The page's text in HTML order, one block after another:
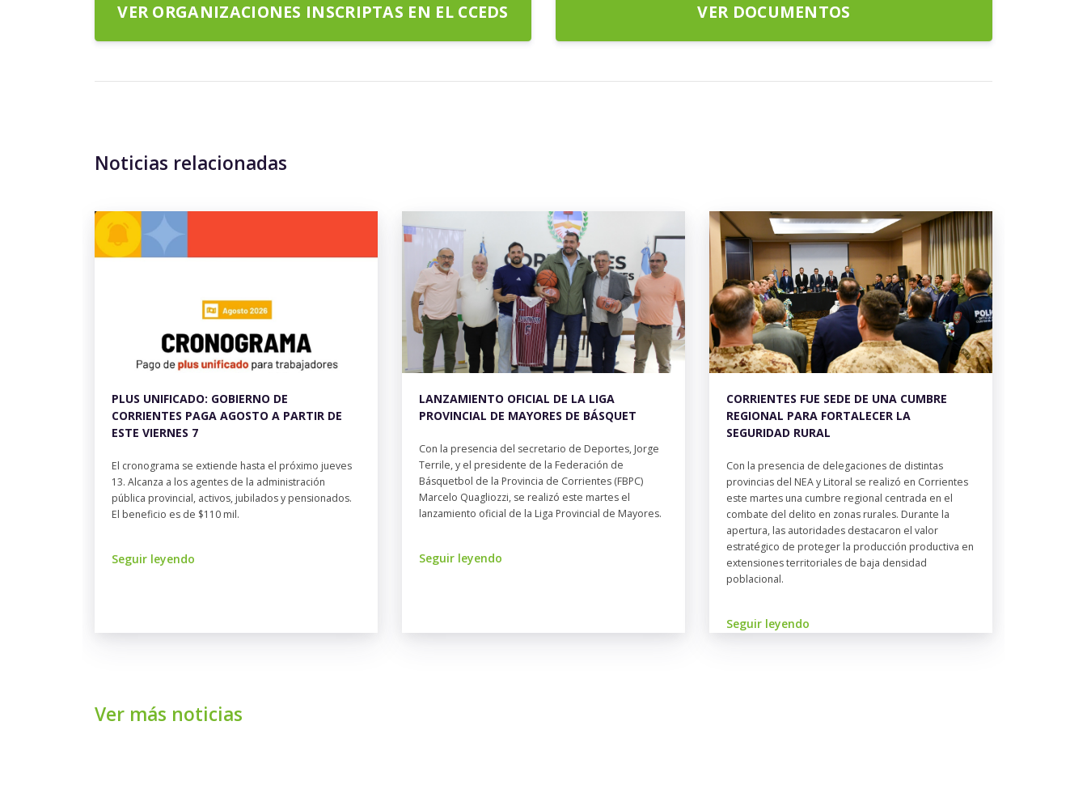
VER ORGANIZACIONES INSCRIPTAS EN EL CCEDS VER DOCUMENTOS
Noticias relacionadas
PLUS UNIFICADO: GOBIERNO DE
CORRIENTES PAGA AGOSTO A PARTIR DE
ESTE VIERNES 7
El cronograma se extiende hasta el próximo jueves
13. Alcanza a los agentes de la administración
pública provincial, activos, jubilados y pensionados.
El beneficio es de $110 mil.
Seguir leyendo
LANZAMIENTO OFICIAL DE LA LIGA
PROVINCIAL DE MAYORES DE BÁSQUET
Con la presencia del secretario de Deportes, Jorge
Terrile, y el presidente de la Federación de
Básquetbol de la Provincia de Corrientes (FBPC)
Marcelo Quagliozzi, se realizó este martes el
lanzamiento oficial de la Liga Provincial de Mayores.
Seguir leyendo
CORRIENTES FUE SEDE DE UNA CUMBRE
REGIONAL PARA FORTALECER LA
SEGURIDAD RURAL
Con la presencia de delegaciones de distintas
provincias del NEA y Litoral se realizó en Corrientes
este martes una cumbre regional centrada en el
combate del delito en zonas rurales. Durante la
apertura, las autoridades destacaron el valor
estratégico de proteger la producción productiva en
extensiones territoriales de baja densidad
poblacional.
Seguir leyendo
Ver más noticias